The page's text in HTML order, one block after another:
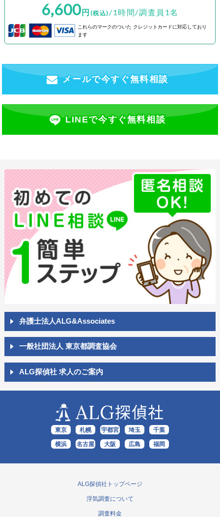
これらのマークのついた クレジットカードに対応しており
ます
6,600円 (税込) /1時間/調査員1名
メールで今すぐ無料相談
LINEで今すぐ無料相談
弁護士法人ALG&Associates
一般社団法人 東京都調査協会
ALG探偵社 求人のご案内
ALG探偵社
東京 札幌 宇都宮 埼玉 千葉
横浜 名古屋 大阪 広島 福岡
ALG探偵社トップページ
浮気調査について
調査料金